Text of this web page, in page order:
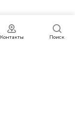
Контакты Поиск